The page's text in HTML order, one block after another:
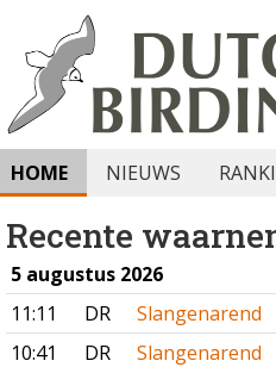
HOME NIEUWS
Recente
5 augustus 2026
11:11
DR
Slangenarend
10:41
DR
Slangenarend